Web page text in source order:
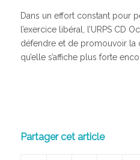
Dans un effort constant pour
l’exercice libéral, l’URPS CD
défendre et de promouvoir la
qu’elle s’affiche plus forte
Partager cet article